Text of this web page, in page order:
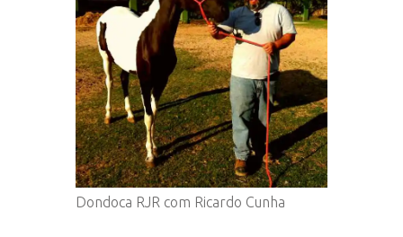
Dondoca RJR com Ricardo Cunha